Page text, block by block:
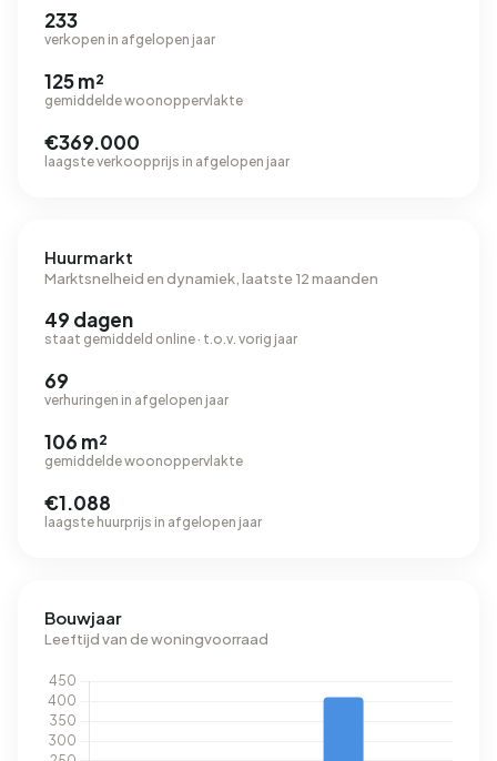
233
verkopen in afgelopen jaar
125 m²
gemiddelde woonoppervlakte
€369.000
laagste verkoopprijs in afgelopen jaar
Huurmarkt
Marktsnelheid en dynamiek, laatste 12 maanden
49 dagen
staat gemiddeld online · t.o.v. vorig jaar
69
verhuringen in afgelopen jaar
106 m²
gemiddelde woonoppervlakte
€1.088
laagste huurprijs in afgelopen jaar
Bouwjaar
Leeftijd van de woningvoorraad